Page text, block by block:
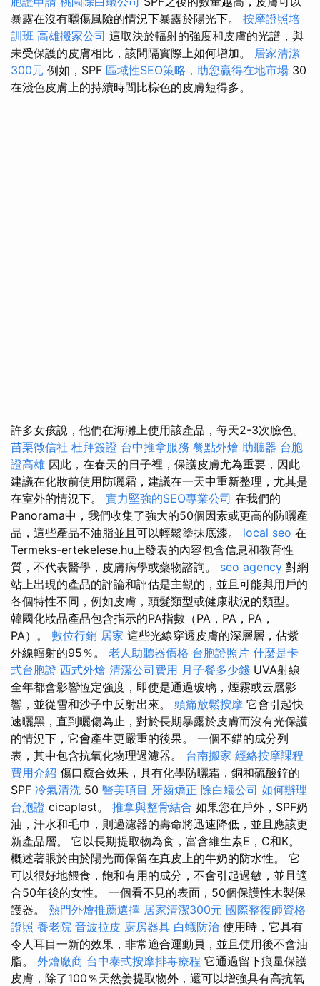
暴露在沒有曬傷風險的情況下暴露於陽光下。 按摩證照培
訓班 高雄搬家公司 這取決於輻射的強度和皮膚的光譜，與
未受保護的皮膚相比，該間隔實際上如何增加。 居家清潔
300元 例如，SPF 區域性SEO策略，助您贏得在地市場 30
在淺色皮膚上的持續時間比棕色的皮膚短得多。
許多女孩說，他們在海灘上使用該產品，每天2-3次臉色。
苗栗徵信社 杜拜簽證 台中推拿服務 餐點外燴 助聽器 台胞
證高雄 因此，在春天的日子裡，保護皮膚尤為重要，因此
建議在化妝前使用防曬霜，建議在一天中重新整理，尤其是
在室外的情況下。 實力堅強的SEO專業公司 在我們的
Panorama中，我們收集了強大的50個因素或更高的防曬產
品，這些產品不油脂並且可以輕鬆塗抹底漆。 local seo 在
Termeks-ertekelese.hu上發表的內容包含信息和教育性
質，不代表醫學，皮膚病學或藥物諮詢。 seo agency 對網
站上出現的產品的評論和評估是主觀的，並且可能與用戶的
各個特性不同，例如皮膚，頭髮類型或健康狀況的類型。
韓國化妝品產品包含指示的PA指數（PA，PA，PA，
PA）。 數位行銷 居家 這些光線穿透皮膚的深層層，佔紫
外線輻射的95％。 老人助聽器價格 台胞證照片 什麼是卡
式台胞證 西式外燴 清潔公司費用 月子餐多少錢 UVA射線
全年都會影響恆定強度，即使是通過玻璃，煙霧或云層影
響，並從雪和沙子中反射出來。 頭痛放鬆按摩 它會引起快
速曬黑，直到曬傷為止，對於長期暴露於皮膚而沒有光保護
的情況下，它會產生更嚴重的後果。 一個不錯的成分列
表，其中包含抗氧化物理過濾器。 台南搬家 經絡按摩課程
費用介紹 傷口癒合效果，具有化學防曬霜，銅和硫酸鋅的
SPF 冷氣清洗 50 醫美項目 牙齒矯正 除白蟻公司 如何辦理
台胞證 cicaplast。 推拿與整骨結合 如果您在戶外，SPF奶
油，汗水和毛巾，則過濾器的壽命將迅速降低，並且應該更
新產品層。 它以長期提取物為食，富含維生素E，C和K。
概述著眼於由於陽光而保留在真皮上的牛奶的防水性。 它
可以很好地餵食，飽和有用的成分，不會引起過敏，並且適
合50年後的女性。 一個看不見的表面，50個保護性木製保
護器。 熱門外燴推薦選擇 居家清潔300元 國際整復師資格
證照 養老院 音波拉皮 廚房器具 白蟻防治 使用時，它具有
令人耳目一新的效果，非常適合運動員，並且使用後不會油
脂。 外燴廠商 台中泰式按摩排毒療程 它通過留下痕量保護
皮膚，除了100％天然姜提取物外，還可以增強具有高抗氧